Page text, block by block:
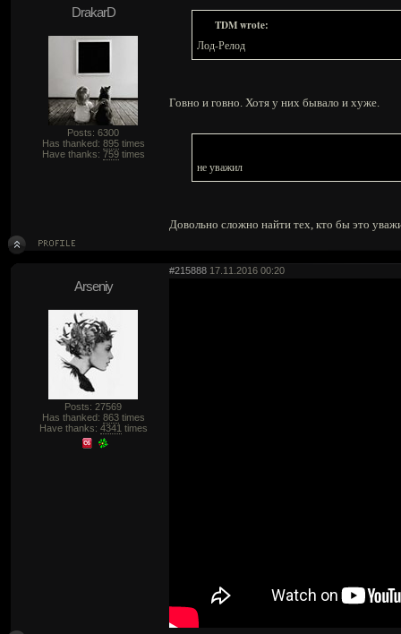
DrakarD
Posts: 6300
Has thanked: 895times
Have thanks: 759times
TDM wrote:
Лод-Релод
Говно и говно. Хотя у них бывало и хуже.
не уважил
Довольно сложно найти тех, кто бы это
#215888 17.11.2016 00:20
Arseniy
Posts: 27569
Has thanked: 863times
Have thanks: 4341 times